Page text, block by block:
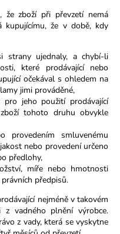
že zboží při převzetí nemá
kupujícímu, že v době, kdy
strany ujednaly, a chybí-li
které prodávající nebo
očekával s ohledem na
jimi prováděné,
jeho použití prodávající
tohoto druhu obvykle
provedením smluvenému
nebo provedení určeno
předlohy,
míře nebo hmotnosti
předpisů.
nejméně v takovém
vadného plnění výrobce.
z vady, která se vyskytne